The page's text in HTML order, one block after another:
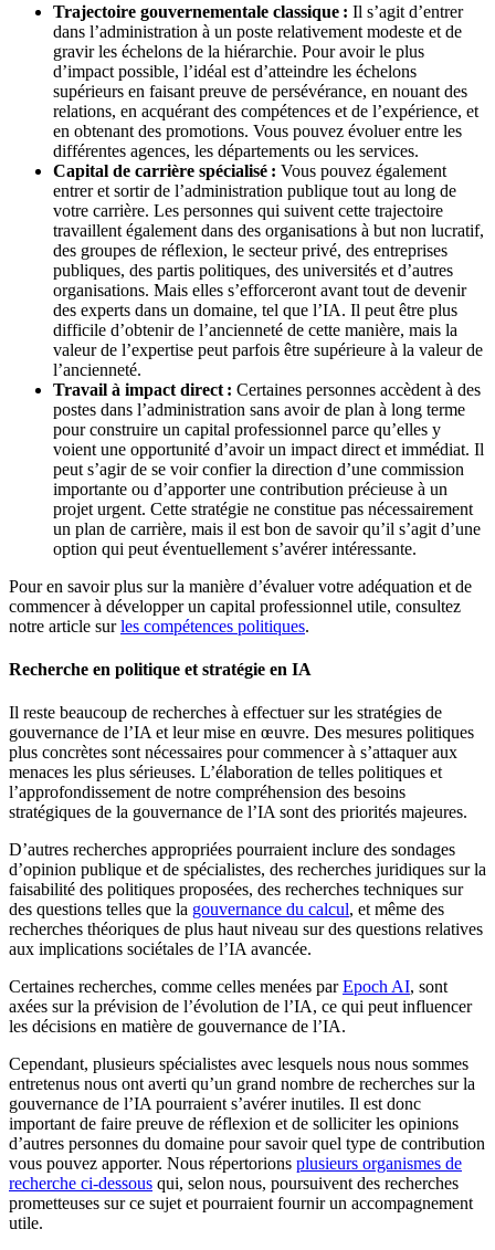
Trajectoire gouvernementale classique : Il s’agit d’entrer
dans l’administration à un poste relativement modeste et de
gravir les échelons de la hiérarchie. Pour avoir le plus
d’impact possible, l’idéal est d’atteindre les échelons
supérieurs en faisant preuve de persévérance, en nouant des
relations, en acquérant des compétences et de l’expérience, et
en obtenant des promotions. Vous pouvez évoluer entre les
différentes agences, les départements ou les services.
Capital de carrière spécialisé : Vous pouvez également
entrer et sortir de l’administration publique tout au long de
votre carrière. Les personnes qui suivent cette trajectoire
travaillent également dans des organisations à but non lucratif,
des groupes de réflexion, le secteur privé, des entreprises
publiques, des partis politiques, des universités et d’autres
organisations. Mais elles s’efforceront avant tout de devenir
des experts dans un domaine, tel que l’IA. Il peut être plus
difficile d’obtenir de l’ancienneté de cette manière, mais la
valeur de l’expertise peut parfois être supérieure à la valeur de
l’ancienneté.
Travail à impact direct : Certaines personnes accèdent à des
postes dans l’administration sans avoir de plan à long terme
pour construire un capital professionnel parce qu’elles y
voient une opportunité d’avoir un impact direct et immédiat. Il
peut s’agir de se voir confier la direction d’une commission
importante ou d’apporter une contribution précieuse à un
projet urgent. Cette stratégie ne constitue pas nécessairement
un plan de carrière, mais il est bon de savoir qu’il s’agit d’une
option qui peut éventuellement s’avérer intéressante.
Pour en savoir plus sur la manière d’évaluer votre adéquation et de
commencer à développer un capital professionnel utile, consultez
notre article surles compétences politiques.
Recherche en politique et stratégie en IA
Il reste beaucoup de recherches à effectuer sur les stratégies de
gouvernance de l’IA et leur mise en œuvre. Des mesures politiques
plus concrètes sont nécessaires pour commencer à s’attaquer aux
menaces les plus sérieuses. L’élaboration de telles politiques et
l’approfondissement de notre compréhension des besoins
stratégiques de la gouvernance de l’IA sont des priorités majeures.
D’autres recherches appropriées pourraient inclure des sondages
d’opinion publique et de spécialistes, des recherches juridiques sur la
faisabilité des politiques proposées, des recherches techniques sur
des questions telles que la gouvernance du calcul, et même des
recherches théoriques de plus haut niveau sur des questions relatives
aux implications sociétales de l’IA avancée.
Certaines recherches, comme celles menées parEpoch AI, sont
axées sur la prévision de l’évolution de l’IA, ce qui peut influencer
les décisions en matière de gouvernance de l’IA.
Cependant, plusieurs spécialistes avec lesquels nous nous sommes
entretenus nous ont averti qu’un grand nombre de recherches sur la
gouvernance de l’IA pourraient s’avérer inutiles. Il est donc
important de faire preuve de réflexion et de solliciter les opinions
d’autres personnes du domaine pour savoir quel type de contribution
vous pouvez apporter. Nous répertorions plusieurs organismes de
recherche ci-dessous qui, selon nous, poursuivent des recherches
prometteuses sur ce sujet et pourraient fournir un accompagnement
utile.